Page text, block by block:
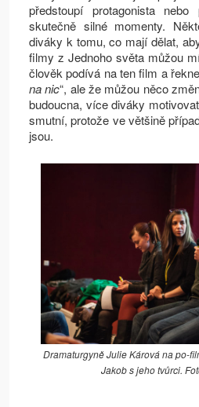
předstoupí protagonista
skutečně silné momenty.
diváky k tomu, co mají dělat,
filmy z Jednoho světa můžou
člověk podívá na ten film a
na nic“, ale že můžou něco
budoucna, více diváky
smutní, protože ve většině
jsou.
Dramaturgyně Julie Kárová na po-
Jakob s jeho tvůrci.